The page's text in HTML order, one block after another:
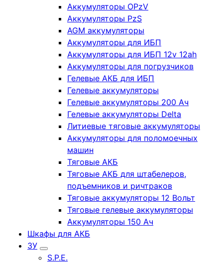
Аккумуляторы OPzV
Аккумуляторы PzS
AGM аккумуляторы
Аккумуляторы для ИБП
Аккумуляторы для ИБП 12v 12ah
Аккумуляторы для погрузчиков
Гелевые АКБ для ИБП
Гелевые аккумуляторы
Гелевые аккумуляторы 200 Ач
Гелевые аккумуляторы Delta
Литиевые тяговые аккумуляторы
Аккумуляторы для поломоечных
машин
Тяговые АКБ
Тяговые АКБ для штабелеров,
подъемников и ричтраков
Тяговые аккумуляторы 12 Вольт
Тяговые гелевые аккумуляторы
Аккумуляторы 150 Ач
Шкафы для АКБ
ЗУ
S.P.E.